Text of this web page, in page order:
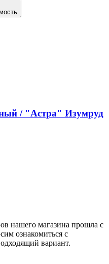
/ "Астра" Изумруд
нашего магазина прошла с
ознакомиться с
вариант.